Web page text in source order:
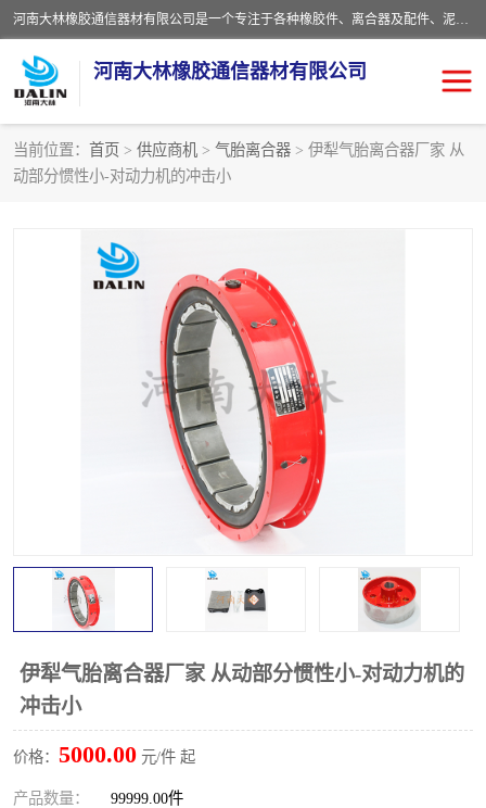
河南大林橡胶通信器材有限公司是一个专注于各种橡胶件、离合器及配件、泥浆泵及配件等产品设计制造和加工的企业。产品应用于矿山、冶金、石油、钢铁、化工、水泥、船舶、造纸、通用机械等各种大功率机械传动或制动装置。
河南大林橡胶通信器材有限公司
当前位置： 首页 > 供应商机 > 气胎离合器 > 伊犁气胎离合器厂家 从
动部分惯性小-对动力机的冲击小
伊犁气胎离合器厂家 从动部分惯性小-对动力机的
冲击小
价格： 5000.00 元/件 起
产品数量： 99999.00件
推盘离合器
VC离合器
PO隔膜离合器 气胎离合器
泥浆泵空气包胶囊 气动元件
DY隔膜式离合器 CB离合器
实芯轮胎
联轴器
液力端配件